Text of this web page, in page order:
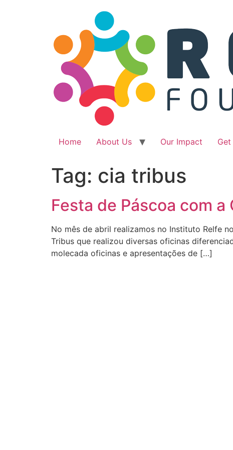
Home About Us Our Impact
Tag: cia tribus
Festa de Páscoa com a
No mês de abril realizamos no Instituto Relfe
Tribus que realizou diversas oficinas
molecada oficinas e apresentações de […]